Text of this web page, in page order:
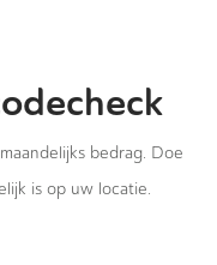
bedrag. Doe
is op uw locatie.